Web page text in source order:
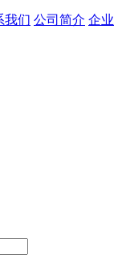
我们 公司简介 企业